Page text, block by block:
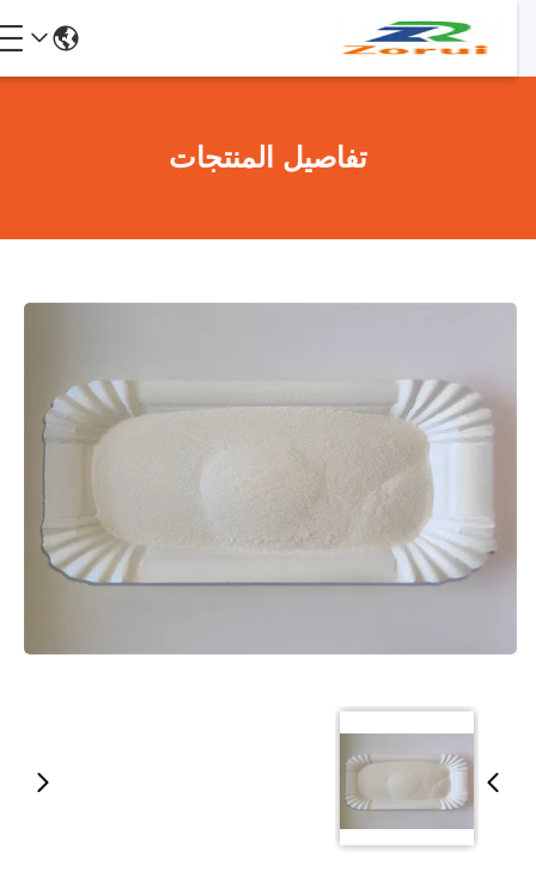
تفاصيل المنتجات